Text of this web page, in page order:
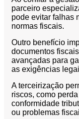
parceiro
pode evitar falhas
normas fiscais.
Outro benefício
documentos
avançadas para
as exigências
A terceirização
riscos, como
conformidade
ou problemas